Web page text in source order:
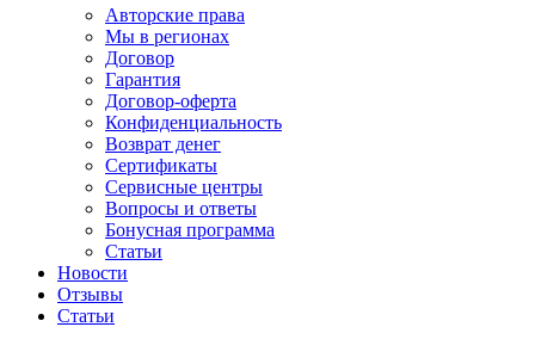
Авторские права
Мы в регионах
Договор
Гарантия
Договор-оферта
Конфиденциальность
Возврат денег
Сертификаты
Сервисные центры
Вопросы и ответы
Бонусная программа
Статьи
Новости
Отзывы
Статьи